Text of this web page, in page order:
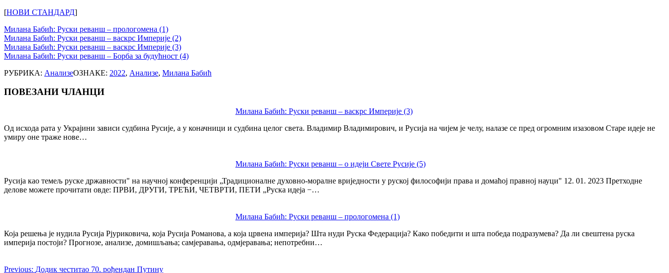
[НОВИ СТАНДАРД]
Милана Бабић: Руски реванш – прологомена (1)
Милана Бабић: Руски реванш – васкрс Империје (2)
Милана Бабић: Руски реванш – васкрс Империје (3)
Милана Бабић: Руски реванш – Борба за будућност (4)
РУБРИКА: АнализеОЗНАКЕ: 2022, Анализе, Милана Бабић
ПОВЕЗАНИ ЧЛАНЦИ
Милана Бабић: Руски реванш – васкрс Империје (3)
Од исхода рата у Украјини зависи судбина Русије, а у коначници и судбина целог света. Владимир Владимирович, и Русија на чијем је челу, налазе се пред огромним изазовом Старе идеје не
умиру оне траже нове…
Милана Бабић: Руски реванш – o идеји Свете Русије (5)
Русија као темељ руске државности" на научној конференцији „Традиционалне духовно-моралне вриједности у руској философији права и домаћој правној науци" 12. 01. 2023 Претходне
делове можете прочитати овде: ПРВИ, ДРУГИ, ТРЕЋИ, ЧЕТВРТИ, ПЕТИ „Руска идеја −…
Милана Бабић: Руски реванш – прологомена (1)
Која решења је нудила Русија Рјуриковича, која Русија Романова, а која црвена империја? Шта нуди Руска Федерација? Како победити и шта победа подразумева? Да ли свештена руска
империја постоји? Прогнозе, анализе, домишљања; самјеравања, одмјеравања; непотребни…
navigation
Previous: Додик честитао 70. рођендан Путину